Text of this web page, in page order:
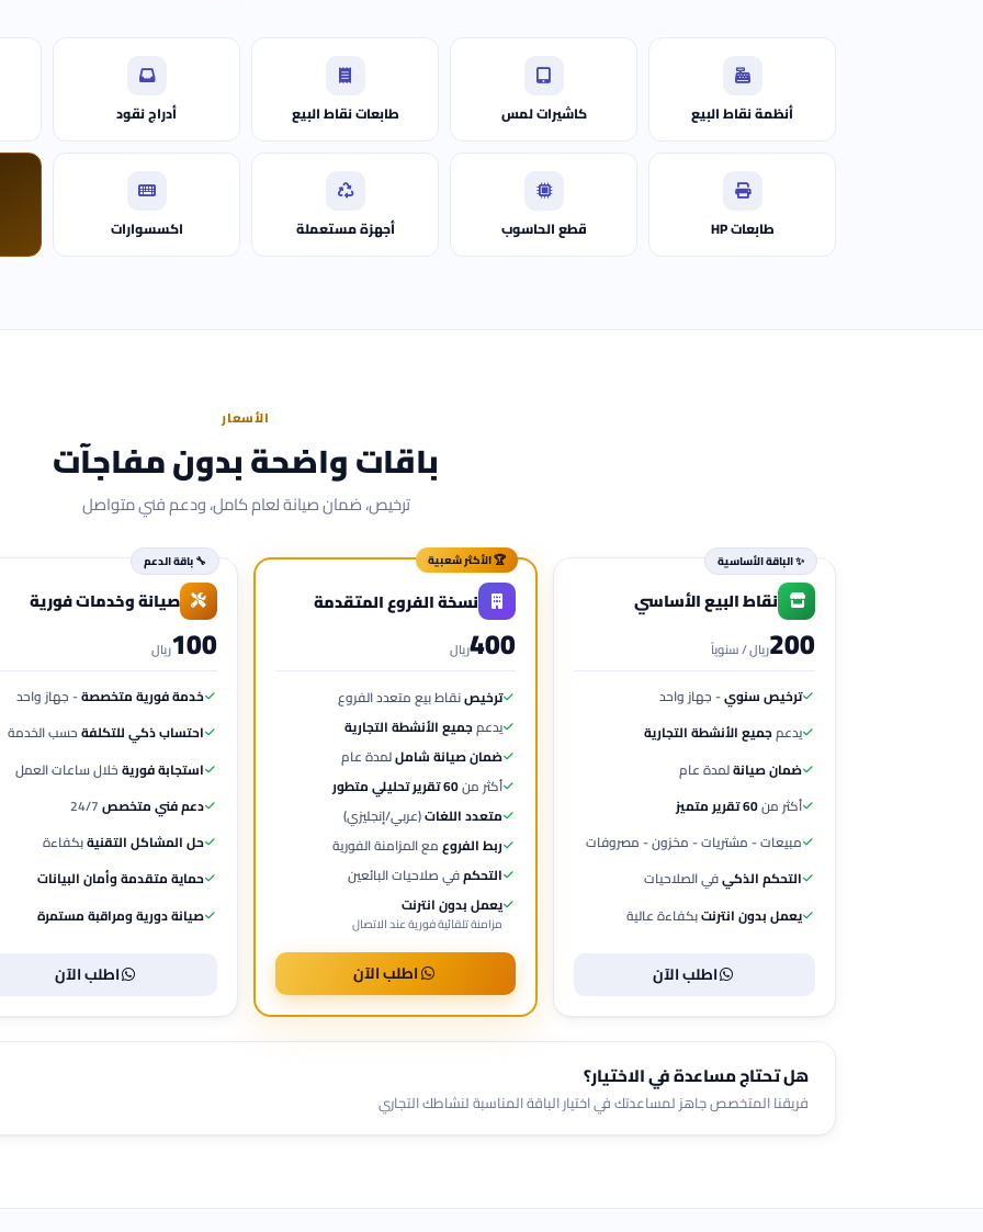
أنظمة نقاط البيع كاشيرات لمس طابعات نقاط البيع أدراج نقود
طابعات HP قطع الحاسوب أجهزة مستعملة اكسسوارات
الأسعار
باقات واضحة بدون مفاجآت
ترخيص، ضمان صيانة لعام كامل، ودعم فني متواصل
✨ الباقة الأساسية
نقاط البيع الأساسي
200ريال / سنوياً
ترخيص سنوي- جهاز واحد
يدعمجميع الأنشطة التجارية
ضمان صيانةلمدة عام
أكثر من60 تقرير متميز
مبيعات - مشتريات - مخزون - مصروفات
التحكم الذكيفي الصلاحيات
يعمل بدون انترنتبكفاءة عالية
اطلب الآن
🏆 الأكثر شعبية
نسخة الفروع المتقدمة
400ريال
ترخيصنقاط بيع متعدد الفروع
يدعمجميع الأنشطة التجارية
ضمان صيانة شامللمدة عام
أكثر من60 تقرير تحليلي متطور
متعدد اللغات(عربي/إنجليزي)
ربط الفروعمع المزامنة الفورية
التحكمفي صلاحيات البائعين
يعمل بدون انترنت
مزامنة تلقائية فورية عند الاتصال
اطلب الآن
🔧 باقة الدعم
صيانة وخدمات فورية
100ريال
خدمة فورية متخصصة- جهاز واحد
احتساب ذكي للتكلفةحسب الخدمة
استجابة فوريةخلال ساعات العمل
دعم فني متخصص
حل المشاكل التقنيةبكفاءة
حماية متقدمة وأمان البيانات
صيانة دورية ومراقبة مستمرة
اطلب الآن
هل تحتاج مساعدة في الاختيار؟
فريقنا المتخصص جاهز لمساعدتك في اختيار الباقة المناسبة لنشاطك التجاري